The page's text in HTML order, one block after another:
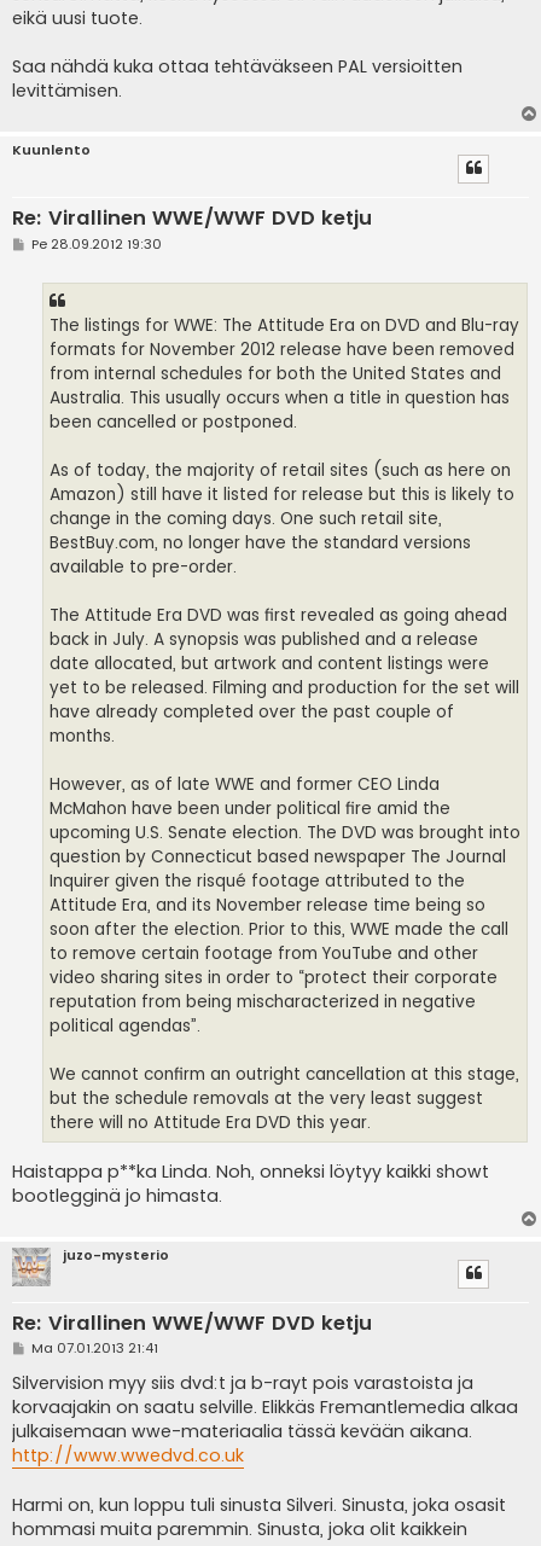
eikä uusi tuote.
Saa nähdä kuka ottaa tehtäväkseen PAL versioitten
levittämisen.
Kuunlento
Re: Virallinen WWE/WWF DVD ketju
VPe 28.09.2012 19:30
The listings for WWE: The Attitude Era on DVD and Blu-ray
formats for November 2012 release have been removed
from internal schedules for both the United States and
Australia. This usually occurs when a title in question has
been cancelled or postponed.
As of today, the majority of retail sites (such as here on
Amazon) still have it listed for release but this is likely to
change in the coming days. One such retail site,
BestBuy.com, no longer have the standard versions
available to pre-order.
The Attitude Era DVD was first revealed as going ahead
back in July. A synopsis was published and a release
date allocated, but artwork and content listings were
yet to be released. Filming and production for the set will
have already completed over the past couple of
months.
However, as of late WWE and former CEO Linda
McMahon have been under political fire amid the
upcoming U.S. Senate election. The DVD was brought into
question by Connecticut based newspaper The Journal
Inquirer given the risqué footage attributed to the
Attitude Era, and its November release time being so
soon after the election. Prior to this, WWE made the call
to remove certain footage from YouTube and other
video sharing sites in order to “protect their corporate
reputation from being mischaracterized in negative
political agendas”.
We cannot confirm an outright cancellation at this stage,
but the schedule removals at the very least suggest
there will no Attitude Era DVD this year.
Haistappa p**ka Linda. Noh, onneksi löytyy kaikki showt
bootlegginä jo himasta.
juzo-mysterio
Re: Virallinen WWE/WWF DVD ketju
V
e
s
t
i
Ma 07.01.2013 21:41
Silvervision myy siis dvd:t ja b-rayt pois varastoista ja
korvaajakin on saatu selville. Elikkäs Fremantlemedia alkaa
julkaisemaan wwe-materiaalia tässä kevään aikana.
http://www.wwedvd.co.uk
Harmi on, kun loppu tuli sinusta Silveri. Sinusta, joka osasit
hommasi muita paremmin. Sinusta, joka olit kaikkein